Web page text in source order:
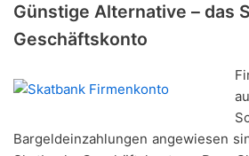
Günstige Alternative – das
Geschäftskonto
Bargeldeinzahlungen angewiesen